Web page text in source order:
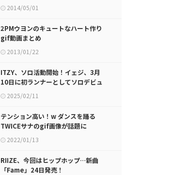
2014/05/01
2PMウヨンのキュートなハート作り
gif動画まとめ
2013/01/22
ITZY、ソロ活動開始！イェジ、3月
10日に初ランナーとしてソロデビュ
ー 2025/02/11
テンション高い！w ダンスを踊る
TWICEサナのgif画像が話題に
2022/01/13
RIIZE、今回はヒップホップ…新曲
「Fame」24日発売！